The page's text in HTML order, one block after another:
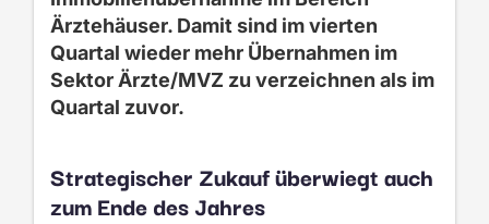
Ärztehäuser. Damit sind im vierten
Quartal wieder mehr Übernahmen im
Sektor Ärzte/MVZ zu verzeichnen als im
Quartal zuvor.
Strategischer Zukauf überwiegt auch
zum Ende des Jahres